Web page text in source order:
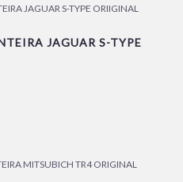
JAGUAR S-TYPE